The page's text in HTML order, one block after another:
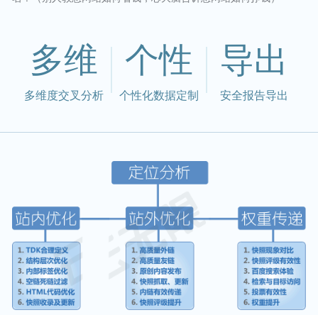
多维
多维度交叉分析
个性
个性化数据定制
导出
安全报告导出